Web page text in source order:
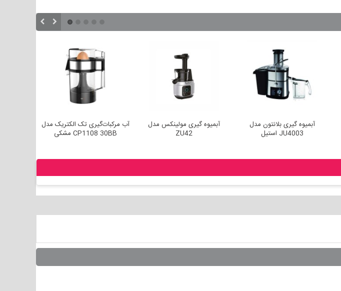
آب مرکبات‌گیری تک الکتریک مدل
CP1108 30BB مشکی
آبمیوه گیری مولینکس مدل
ZU42
آبمیوه گیری بلانتون مدل
JU4003 استیل